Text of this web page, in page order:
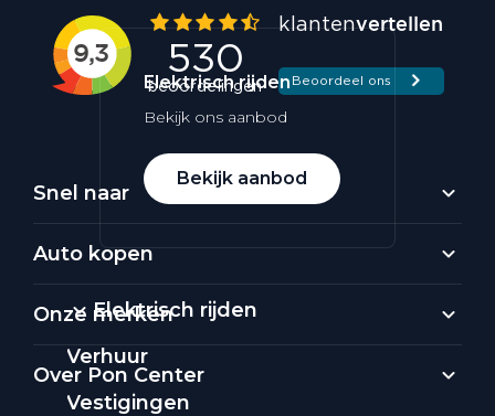
Elektrisch rijden
Bekijk ons aanbod
Bekijk aanbod
Elektrisch rijden
Verhuur
Vestigingen
Snel naar
Auto kopen
Onze merken
Over Pon Center